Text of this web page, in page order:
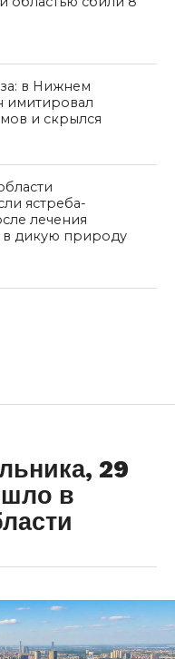
в Нижнем
имитировал
и скрылся
ястреба-
лечения
в дикую природу
29
в